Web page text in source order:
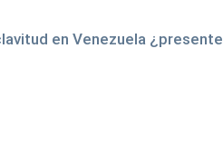
en Venezuela ¿presente